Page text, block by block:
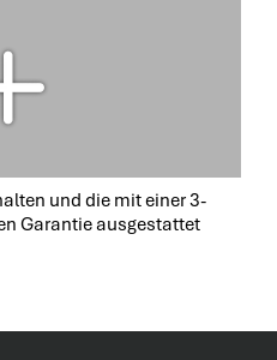
und die mit einer 3-
Garantie ausgestattet